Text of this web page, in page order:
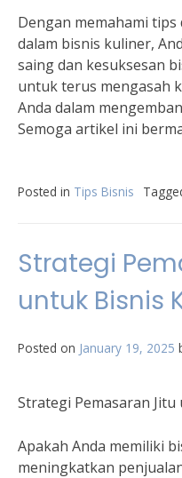
Dengan memahami
dalam bisnis kuliner,
saing dan kesuksesan
untuk terus mengasah
Anda dalam
Semoga artikel ini
Posted in Tips Bisnis
Strategi
untuk Bisnis
Posted on January 19, 2025
Strategi Pemasaran
Apakah Anda memiliki
meningkatkan